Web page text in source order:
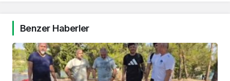
Benzer Haberler